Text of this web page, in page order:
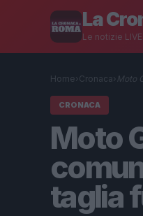
La
Le notizie
Home› Cronaca› Moto
CRONACA
Moto
taglia